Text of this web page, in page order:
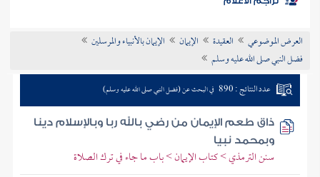
موضوعي
تراجم الأعلام
العرض الموضوعي العقيدة الإيمان
الإيمان بالأنبياء والمرسلين
فضل النبي صلى الله عليه وسلم
عدد النتائج : 890 في البحث عن (فضل النبي صلى الله عليه وسلم)
ذاق طعم الإيمان من رضي بالله ربا وبالإسلام دينا
وبمحمد نبيا
سنن الترمذي > كتاب الإيمان > باب ما جاء في ترك الصلاة